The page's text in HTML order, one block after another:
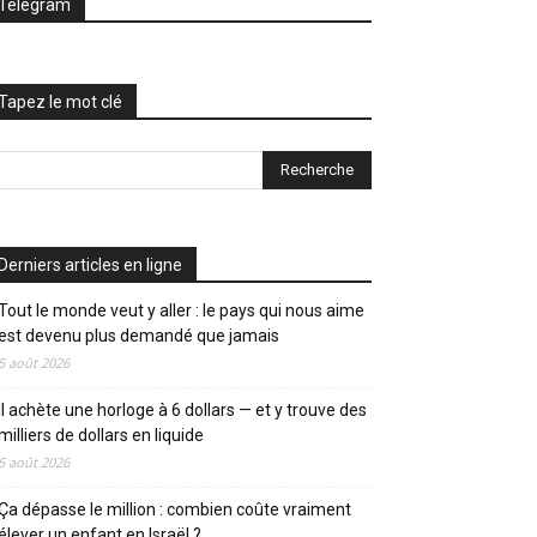
le mot clé
articles en ligne
le monde veut y aller : le pays qui nous aime
devenu plus demandé que jamais
août 2026
achète une horloge à 6 dollars — et y trouve des
de dollars en liquide
août 2026
dépasse le million : combien coûte vraiment